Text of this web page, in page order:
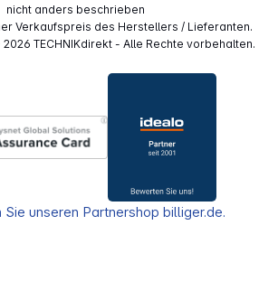
nicht anders beschrieben
Verkaufspreis des Herstellers / Lieferanten.
TECHNIKdirekt - Alle Rechte vorbehalten.